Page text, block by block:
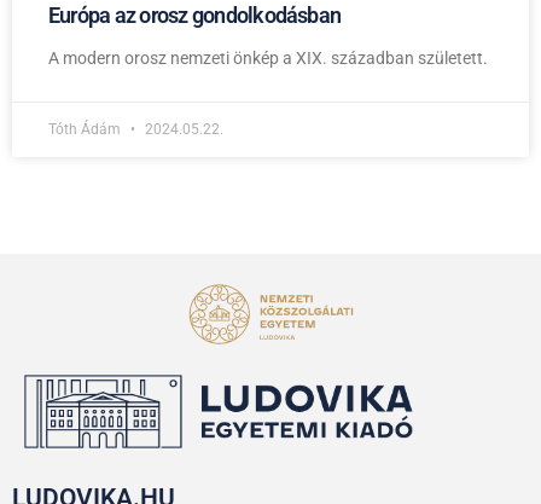
Európa az orosz gondolkodásban
A modern orosz nemzeti önkép a XIX. században született.
Tóth Ádám 2024.05.22.
LUDOVIKA.HU